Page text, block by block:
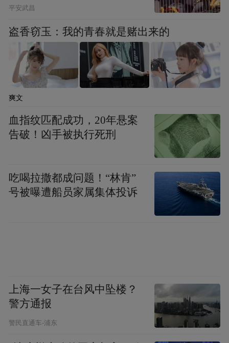
平安武昌
盗香窃玉：我的青春就是赌出来的
爽文
血指纹匹配成功，20年悬案
告破！凶手被执行死刑
吃喝拉撒都成问题！“林肯”
号被曝遭船员家属集体投诉
上海一女子在台风中坠楼？
警方通报
警民直通车-浦东